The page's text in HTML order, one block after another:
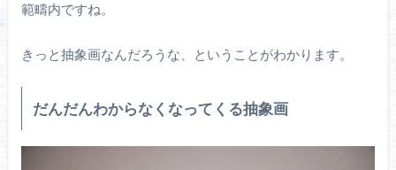
範疇内ですね。
きっと抽象画なんだろうな、ということがわかります。
だんだんわからなくなってくる抽象画